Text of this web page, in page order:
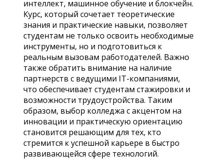
интеллект, машинное обучение и блокчейн.
Курс, который сочетает теоретические
знания и практические навыки, позволяет
студентам не только освоить необходимые
инструменты, но и подготовиться к
реальным вызовам работодателей. Важно
также обратить внимание на наличие
партнерств с ведущими IT-компаниями,
что обеспечивает студентам стажировки и
возможности трудоустройства. Таким
образом, выбор колледжа с акцентом на
инновации и практическую ориентацию
становится решающим для тех, кто
стремится к успешной карьере в быстро
развивающейся сфере технологий.